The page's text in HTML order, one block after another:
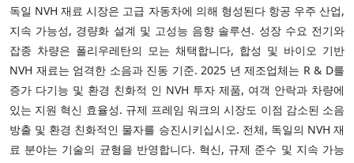
독일 NVH 재료 시장은 고급 자동차에 의해 형성된다 항공 우주 산업,
지속 가능성, 경량화 설계 및 고성능 음향 솔루션. 성장 수요 전기와
잡종 차량은 폴리우레탄의 모는 채택합니다, 합성 및 바이오 기반
NVH 재료는 엄격한 소음과 진동 기준. 2025 년 제조업체는 R & D를
증가 다기능 및 환경 친화적 인 NVH 투자 제품, 여객 안락과 차량에
있는 지원 혁신 효율성. 규제 프레임 워크의 시장도 이점 감소된 소음
방출 및 환경 친화적인 물자를 승진시키십시오. 전체, 독일의 NVH 재
료 분야는 기술의 균형을 반영합니다. 혁신, 규제 준수 및 지속 가능